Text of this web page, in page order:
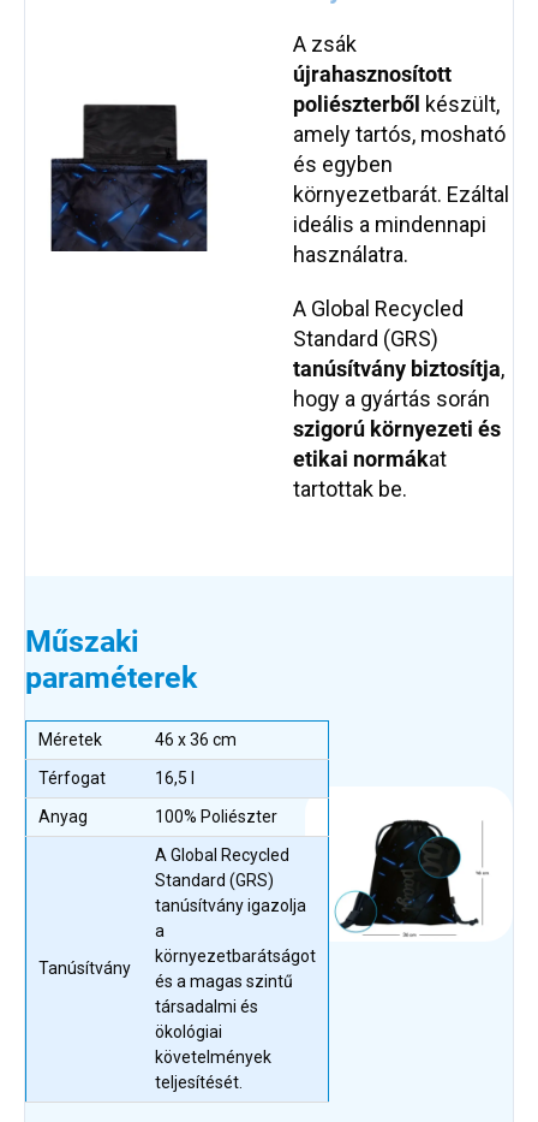
A zsák
újrahasznosított
poliészterből készült,
amely tartós, mosható
és egyben
környezetbarát. Ezáltal
ideális a mindennapi
használatra.
A Global Recycled
Standard (GRS)
tanúsítvány biztosítja,
hogy a gyártás során
szigorú környezeti és
etikai normákat
tartottak be.
Műszaki
paraméterek
Méretek
46 x 36 cm
Térfogat
16,5 l
Anyag
100% Poliészter
Tanúsítvány
A Global Recycled
Standard (GRS)
tanúsítvány igazolja
a
környezetbarátságot
és a magas szintű
társadalmi és
ökológiai
követelmények
teljesítését.